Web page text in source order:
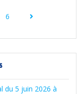
Page
6
du 5 juin 2026 à